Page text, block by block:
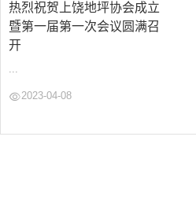
热烈祝贺上饶地坪协会成立
暨第一届第一次会议圆满召
开
...
2023-04-08